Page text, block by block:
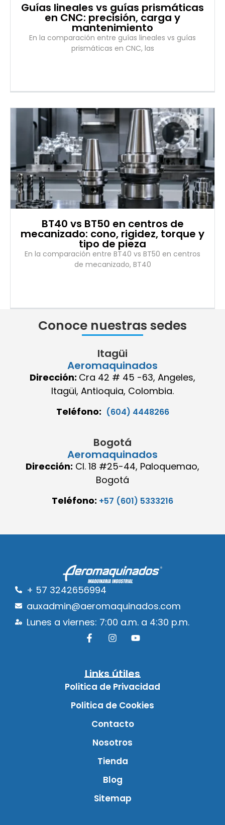
Guías lineales vs guías prismáticas
en CNC: precisión, carga y
mantenimiento
En la comparación entre guías lineales vs guías
prismáticas en CNC, las
BT40 vs BT50 en centros de
mecanizado: cono, rigidez, torque y
tipo de pieza
En la comparación entre BT40 vs BT50 en centros
de mecanizado, BT40
Conoce nuestras sedes
Itagüi
Aeromaquinados
Dirección: Cra 42 # 45 -63, Angeles,
Itagüi, Antioquia, Colombia.
Teléfono: (604) 4448266
Bogotá
Aeromaquinados
Dirección: Cl. 18 #25-44, Paloquemao,
Bogotá
Teléfono: +57 (601) 5333216
+ 57 3242656994
auxadmin@aeromaquinados.com
Lunes a viernes: 7:00 a.m. a 4:30 p.m.
Links útiles
Politica de Privacidad
Politica de Cookies
Contacto
Nosotros
Tienda
Blog
Sitemap